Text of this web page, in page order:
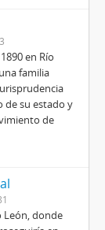
en Río
familia
de su estado y
de
León, donde